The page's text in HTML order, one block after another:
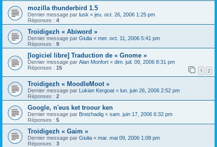
mozilla thunderbird 1.5
Dernier message par lusk « jeu. oct. 26, 2006 1:25 pm
Réponses : 4
Troidigezh « Abiword »
Dernier message par Giulia « mer. oct. 11, 2006 5:41 pm
Réponses : 9
[logiciel libre] Traduction de « Gnome »
Dernier message par Alan Monfort « dim. juil. 09, 2006 8:31 pm
Réponses : 15 1 2
Troidigezh « MoodleMoot »
Dernier message par Lukian Kergoat « lun. juin 26, 2006 2:52 pm
Réponses : 2
Google, n'eus ket troour ken
Dernier message par Breizhadig « sam. juin 17, 2006 6:32 pm
Réponses : 5
Troidigezh « Gaim »
Dernier message par Giulia « mar. mai 09, 2006 1:08 pm
Réponses : 3